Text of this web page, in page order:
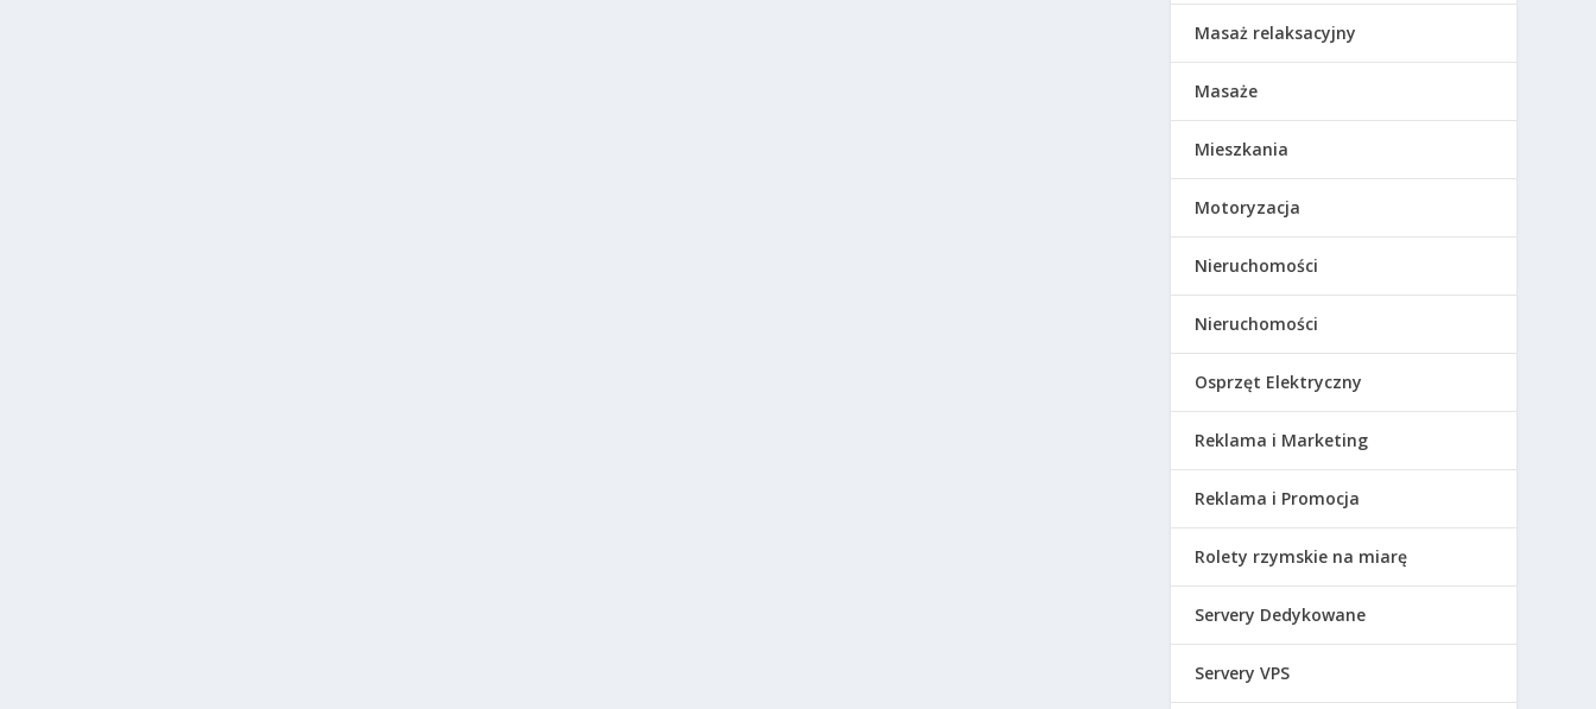
Masaż relaksacyjny
Masaże
Mieszkania
Motoryzacja
Nieruchomości
Nieruchomości
Osprzęt Elektryczny
Reklama i Marketing
Reklama i Promocja
Rolety rzymskie na miarę
Servery Dedykowane
Servery VPS